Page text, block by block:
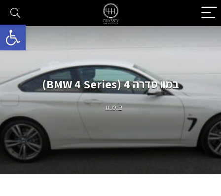
פתח
במוו סדרה 4 (BMW 4 Series)
ב.מ.וו